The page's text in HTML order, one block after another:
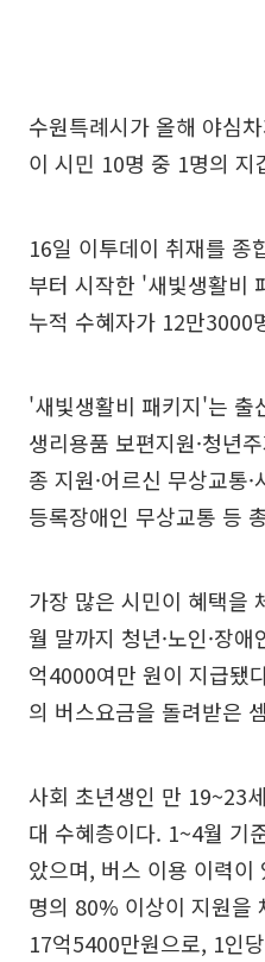
수원특례시가 올해 야심
이 시민 10명 중 1명의 지
16일 이투데이 취재를 종
부터 시작한 '새빛생활비
누적 수혜자가 12만3000
'새빛생활비 패키지'는 출
생리용품 보편지원·청년
종 지원·어르신 무상교통
등록장애인 무상교통 등
가장 많은 시민이 혜택을
월 말까지 청년·노인·장
억4000여만 원이 지급됐
의 버스요금을 돌려받은
사회 초년생인 만 19~23
대 수혜층이다. 1~4월 기
았으며, 버스 이용 이력
명의 80% 이상이 지원을
17억5400만원으로, 1인